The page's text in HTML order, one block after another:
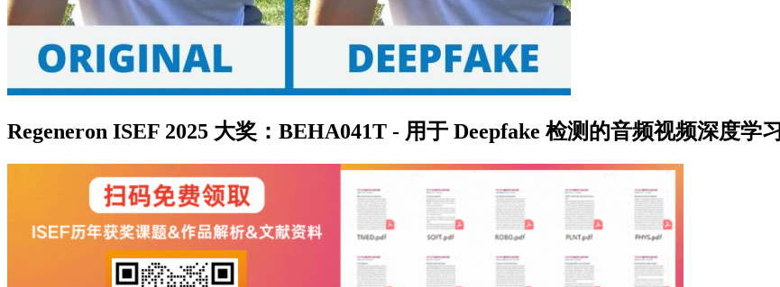
Regeneron ISEF 2025 大奖：BEHA041T - 用于 Deepfake 检测的音频视频深度学习